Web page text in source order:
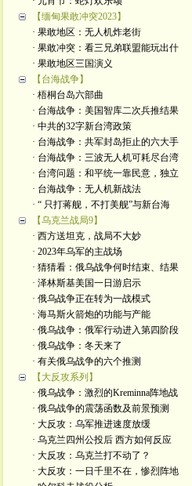
【缅甸果敢冲突2023】
· 果敢地区：无人机炸老街
· 果敢冲突：看三兄弟联盟能玩出什
· 果敢地区三国演义
【台海战争】
· 梧桐台岛六部曲
· 台海战争：美国智库二次兵推结果
· 中共的32字新台湾政策
· 台海战争：共军封岛拒止的六大手
· 台海战争：三波无人机可耗尽台湾
· 台湾问题：和平统一靠民意，独立
· 台海战争：无人机新战法
· “ 只打蒋舰，不打美舰”与新台海
【乌克兰战局9】
· 西方送坦克，战局不大妙
· 2023年乌军的主战场
· 猜猜看：俄乌战争何时结束、结果
· 泽林斯基美国一日游启示
· 俄乌战争正在转为一战模式
· 海马斯火箭炮的功能与产能
· 俄乌战争：俄军行动进入第四阶段
· 俄乌战争：冬天来了
· 有关俄乌战争的六个推测
【大反攻系列】
· 俄乌战争：激烈的Kreminna阵地战
· 俄乌战争的震荡函数及前景预测
· 大反攻：乌军推进速度放缓
· 乌克兰四州公投后 西方如何反应
· 大反攻：乌克兰打不动了？
· 大反攻：一日千里不在，惨烈阵地